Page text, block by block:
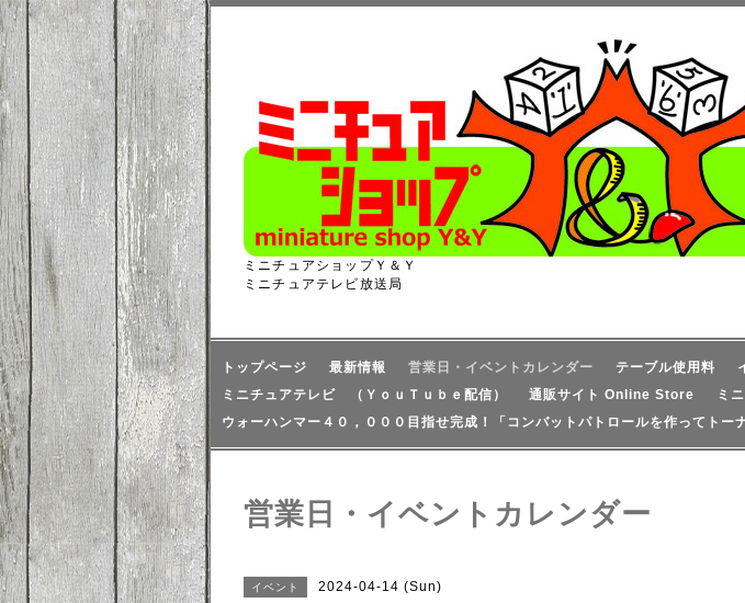
ミニチュアショップＹ＆Ｙ
ミニチュアテレビ放送局
トップページ 最新情報 営業日・イベントカレンダー テーブル使用料
ミニチュアテレビ （ＹｏｕＴｕｂｅ配信）
通販サイト Online Store ミ
ウォーハンマー４０，０００目指せ完成！「コンバットパトロールを作ってトー
営業日・イベントカレンダー
イベント 2024-04-14 (Sun)